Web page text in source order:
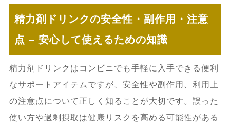
精力剤ドリンクの安全性・副作用・注意
点 – 安心して使えるための知識
精力剤ドリンクはコンビニでも手軽に入手できる便利
なサポートアイテムですが、安全性や副作用、利用上
の注意点について正しく知ることが大切です。誤った
使い方や過剰摂取は健康リスクを高める可能性がある